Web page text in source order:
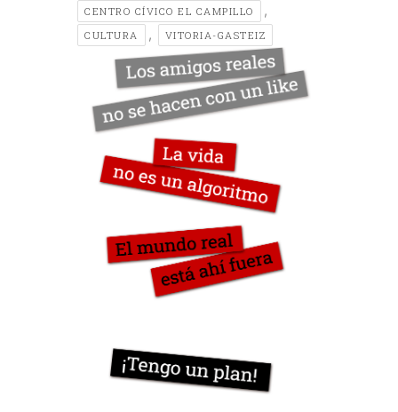
CENTRO CÍVICO EL CAMPILLO ,
CULTURA , VITORIA-GASTEIZ